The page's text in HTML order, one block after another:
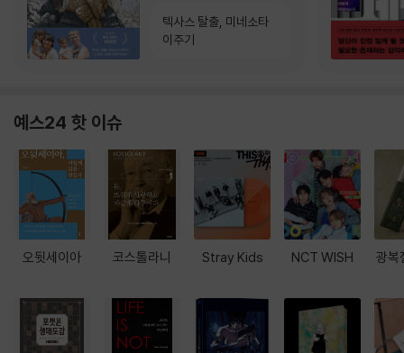
텍사스 탈출, 미네소타
이주기
예스24 핫 이슈
오뒷세이아 코스톨라니 Stray Kids NCT WISH 광복